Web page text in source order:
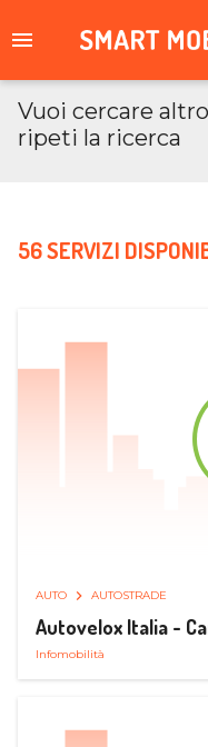
Vuoi cercare
ripeti la ricerca
56 SERVIZI
AUTO AUTOSTRADE
Autovelox Italia -
Infomobilità